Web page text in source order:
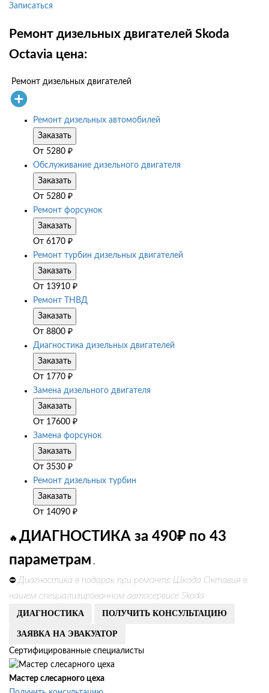
Записаться
Ремонт дизельных двигателей Skoda
Octavia цена:
Ремонт дизельных двигателей
Ремонт дизельных автомобилей
Заказать
От 5280 ₽
Обслуживание дизельного двигателя
Заказать
От 5280 ₽
Ремонт форсунок
Заказать
От 6170 ₽
Ремонт турбин дизельных двигателей
Заказать
От 13910 ₽
Ремонт ТНВД
Заказать
От 8800 ₽
Диагностика дизельных двигателей
Заказать
От 1770 ₽
Замена дизельного двигателя
Заказать
От 17600 ₽
Замена форсунок
Заказать
От 3530 ₽
Ремонт дизельных турбин
Заказать
От 14090 ₽
🔥 ДИАГНОСТИКА за 490₽ по 43
параметрам .
⛔ Диагностика в подарок при ремонте Шкода Октавия в
нашем специализированном автосервисе Skoda
ДИАГНОСТИКА ПОЛУЧИТЬ КОНСУЛЬТАЦИЮ
ЗАЯВКА НА ЭВАКУАТОР
Сертифицированные специалисты
Мастер слесарного цеха